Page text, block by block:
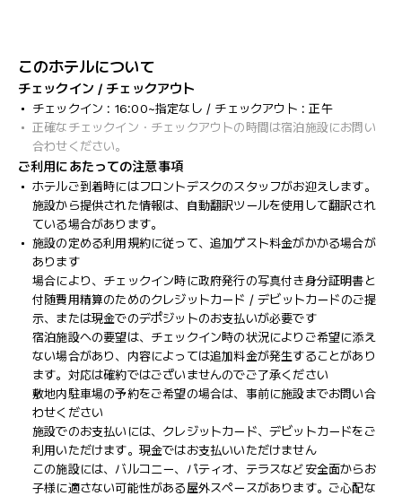
このホテルについて
チェックイン / チェックアウト
チェックイン : 16:00~指定なし / チェックアウト : 正午
正確なチェックイン・チェックアウトの時間は宿泊施設にお問い
合わせください。
ご利用にあたっての注意事項
ホテルご到着時にはフロントデスクのスタッフがお迎えします。
施設から提供された情報は、自動翻訳ツールを使用して翻訳され
ている場合があります。
施設の定める利用規約に従って、追加ゲスト料金がかかる場合が
あります
場合により、チェックイン時に政府発行の写真付き身分証明書と
付随費用精算のためのクレジットカード / デビットカードのご提
示、または現金でのデポジットのお支払いが必要です
宿泊施設への要望は、チェックイン時の状況によりご希望に添え
ない場合があり、内容によっては追加料金が発生することがあり
ます。対応は確約ではございませんのでご了承ください
敷地内駐車場の予約をご希望の場合は、事前に施設までお問い合
わせください
施設でのお支払いには、クレジットカード、デビットカードをご
利用いただけます。現金ではお支払いいただけません
この施設には、バルコニー、パティオ、テラスなど安全面からお
子様に適さない可能性がある屋外スペースがあります。ご心配な